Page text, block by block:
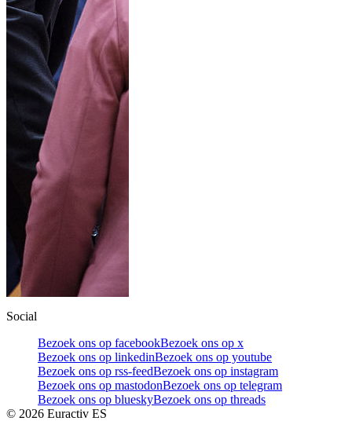
Social
Bezoek ons op facebookBezoek ons op x
Bezoek ons op linkedinBezoek ons op youtube
Bezoek ons op rss-feedBezoek ons op instagram
Bezoek ons op mastodonBezoek ons op telegram
Bezoek ons op blueskyBezoek ons op threads
© 2026 Euractiv ES